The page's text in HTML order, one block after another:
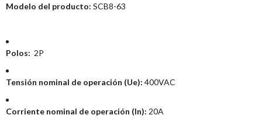
Modelo del producto: SCB8-63
Polos: 2P
Tensión nominal de operación (Ue): 400VAC
Corriente nominal de operación (In): 20A